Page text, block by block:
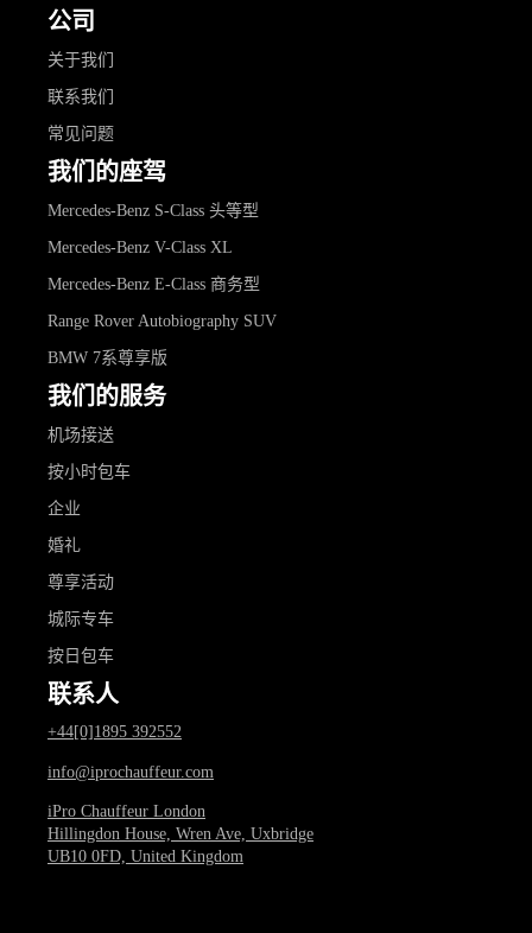
公司
关于我们
联系我们
常见问题
我们的座驾
Mercedes-Benz S-Class 头等型
Mercedes-Benz V-Class XL
Mercedes-Benz E-Class 商务型
Range Rover Autobiography SUV
BMW 7系尊享版
我们的服务
机场接送
按小时包车
企业
婚礼
尊享活动
城际专车
按日包车
联系人
+44[0]1895 392552
info@iprochauffeur.com
iPro Chauffeur London
Hillingdon House, Wren Ave, Uxbridge
UB10 0FD, United Kingdom